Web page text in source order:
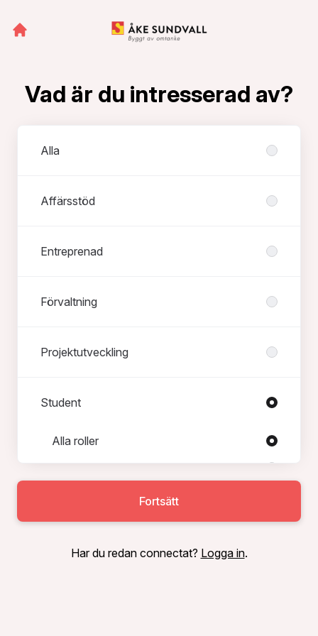
Vad är du intresserad av?
Alla
Affärsstöd
Entreprenad
Förvaltning
Projektutveckling
Student
Roller i Student
Alla roller
Trainee, universitet och högskola
Fortsätt
Har du redan connectat? Logga in.